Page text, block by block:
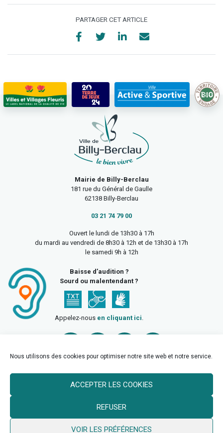
Nous utilisons des cookies pour optimiser notre site web et notre service.
ACCEPTER LES COOKIES
REFUSER
VOIR LES PRÉFÉRENCES
PARTAGER CET ARTICLE
Mairie de Billy-Berclau
181 rue du Général de Gaulle
62138 Billy-Berclau
03 21 74 79 00
Ouvert le lundi de 13h30 à 17h
du mardi au vendredi de 8h30 à 12h et de 13h30 à 17h
le samedi 9h à 12h
Baisse d’audition ?
Sourd ou malentendant ?
Appelez-nous en cliquant ici.
© 2026 Ville de Billy Berclau —neoweb.fr